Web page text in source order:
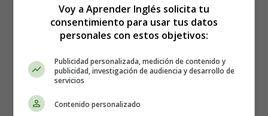
Ingredients
150 g smoked bacon
2 or 3 carrots
1 celery
1 onion
Voy a Aprender Inglés solicita tu
consentimiento para usar tus datos
personales con estos objetivos:
Publicidad personalizada, medición de contenido y
publicidad, investigación de audiencia y desarrollo de
servicios
Contenido personalizado